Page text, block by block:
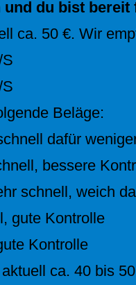
du bist bereit
ca. 50 €. Wir
Beläge:
dafür
bessere
schnell, weich
gute Kontrolle
Kontrolle
ca. 40 bis